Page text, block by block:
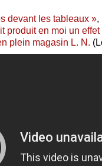
devant les tableaux »,
produit en moi un
plein magasin L. N.